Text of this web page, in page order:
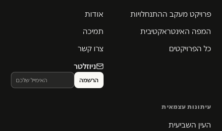
פרויקט מעקב ההתנחלויות
המפה האינטראקטיבית
כל הפרויקטים
אודות
תמיכה
צרו קשר
ניוזלטר
עיתונות עצמאית
העין השביעית